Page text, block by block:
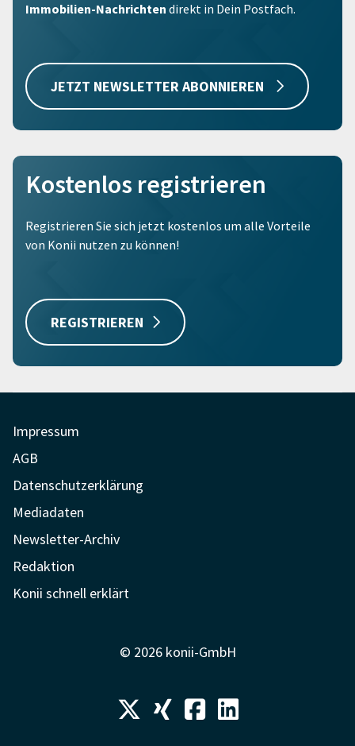
Immobilien-Nachrichten direkt in Dein Postfach.
JETZT NEWSLETTER ABONNIEREN
Kostenlos registrieren
Registrieren Sie sich jetzt kostenlos um alle Vorteile
von Konii nutzen zu können!
REGISTRIEREN
Impressum
AGB
Datenschutzerklärung
Mediadaten
Newsletter-Archiv
Redaktion
Konii schnell erklärt
© 2026 konii-GmbH